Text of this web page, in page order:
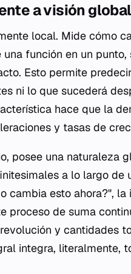
a visión global
local. Mide cómo
función en un
Esto permite
ni lo que sucederá
hace que la
y tasas de
posee una naturaleza
a lo largo de
cambia esto ahora?",
proceso de suma
y cantidades
integra, literalmente,